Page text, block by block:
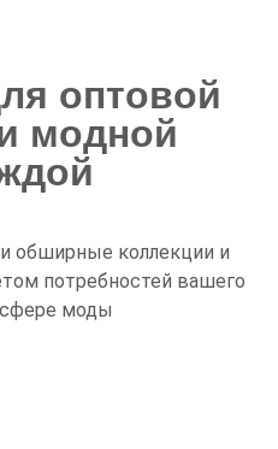
оптовой
модной
обширные коллекции и
потребностей вашего
моды